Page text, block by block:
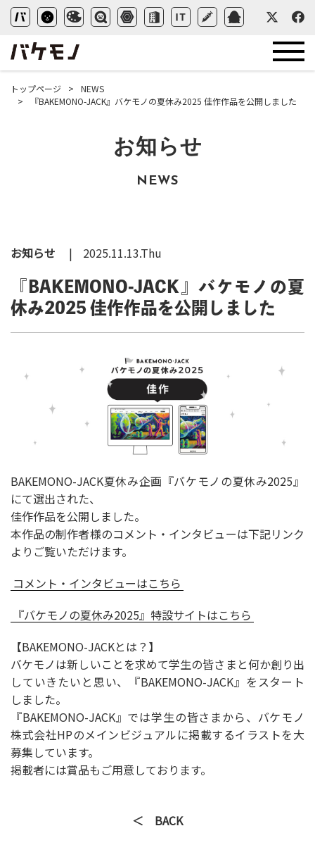
トップページ
NEWS
『BAKEMONO-JACK』バケモノの夏休み2025 佳作作品を公開しました
お知らせ
NEWS
お知らせ
2025.11.13.Thu
『BAKEMONO-JACK』バケモノの夏
休み2025 佳作作品を公開しました
BAKEMONO-JACK夏休み企画『バケモノの夏休み2025』
にて選出された、
佳作作品を公開しました。
本作品の制作者様のコメント・インタビューは下記リンク
よりご覧いただけます。
コメント・インタビューはこちら
『バケモノの夏休み2025』特設サイトはこちら
【BAKEMONO-JACKとは？】
バケモノは新しいことを求めて学生の皆さまと何か創り出
していきたいと思い、『BAKEMONO-JACK』をスタート
しました。
『BAKEMONO-JACK』では学生の皆さまから、バケモノ
株式会社HPのメインビジュアルに掲載するイラストを大
募集しています。
掲載者には賞品もご用意しております。
＜ BACK